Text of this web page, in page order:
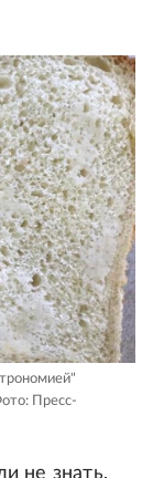
Пресс-
не знать,